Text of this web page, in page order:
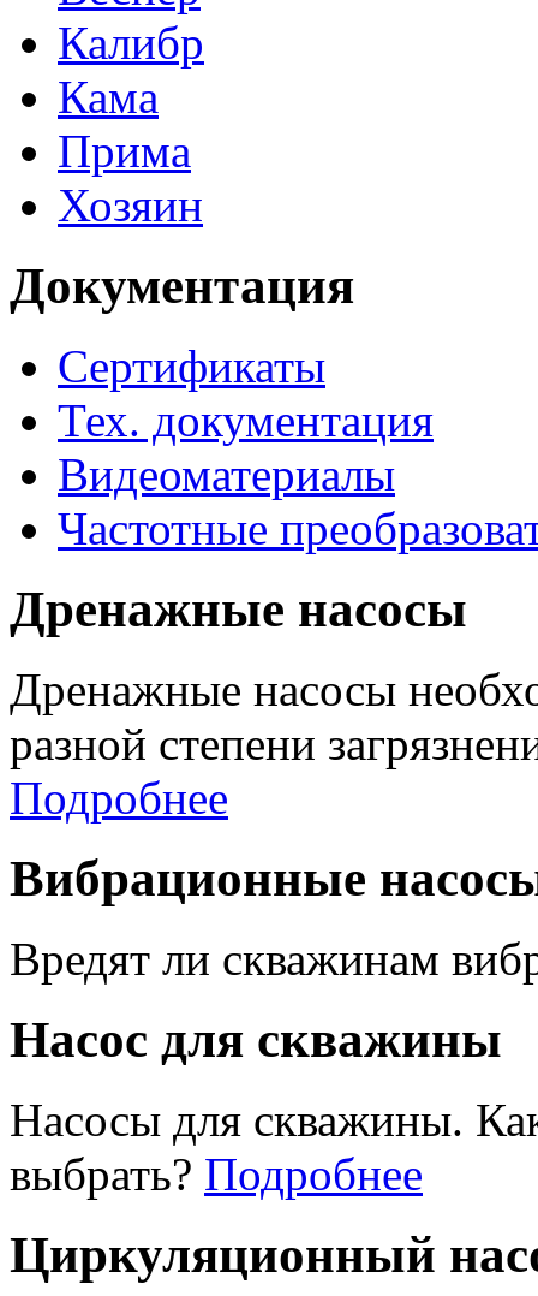
Калибр
Кама
Прима
Хозяин
Документация
Сертификаты
Тех. документация
Видеоматериалы
Частотные
Дренажные насосы
Дренажные насосы
разной степени
Подробнее
Вибрационные
Вредят ли скважинам
Насос для скважины
Насосы для скважины.
выбрать? Подробнее
Циркуляционный